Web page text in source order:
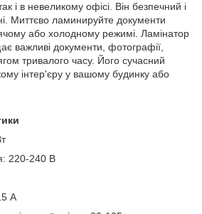
і в невеликому офісі. Він безпечний і
Миттєво ламинируйте документи
або холодному режимі. Ламінатор
важливі документи, фотографії,
тривалого часу. Його сучасний
інтер'єру у вашому будинку або
220-240 В
А